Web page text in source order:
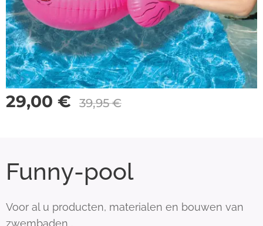
29,00 € 39,95€
Funny-pool
Voor al u producten, materialen en bouwen van
zwembaden .